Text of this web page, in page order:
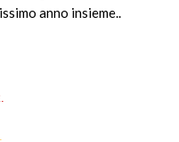
anno insieme..